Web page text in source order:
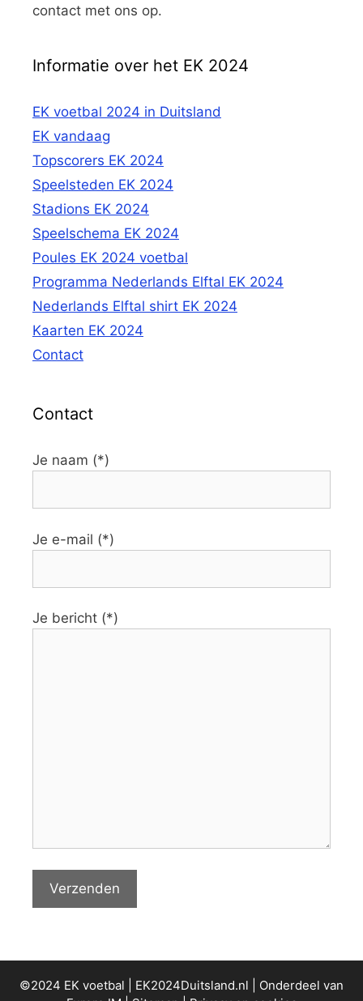
contact met ons op.
Informatie over het EK 2024
EK voetbal 2024 in Duitsland
EK vandaag
Topscorers EK 2024
Speelsteden EK 2024
Stadions EK 2024
Speelschema EK 2024
Poules EK 2024 voetbal
Programma Nederlands Elftal EK 2024
Nederlands Elftal shirt EK 2024
Kaarten EK 2024
Contact
Contact
Je naam (*)
Je e-mail (*)
Je bericht (*)
©2024 EK voetbal | EK2024Duitsland.nl | Onderdeel van